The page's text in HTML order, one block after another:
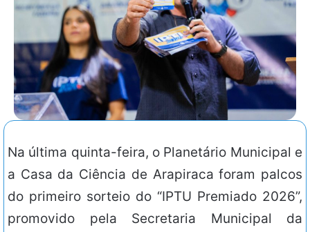
Na última quinta-feira, o Planetário Municipal e
a Casa da Ciência de Arapiraca foram palcos
do primeiro sorteio do “IPTU Premiado 2026”,
promovido pela Secretaria Municipal da